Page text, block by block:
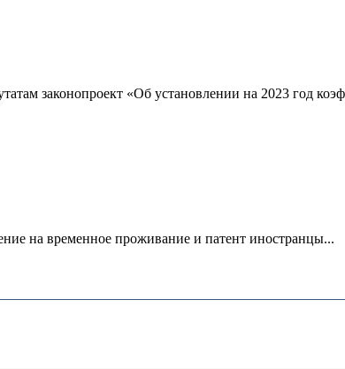
законопроект «Об установлении на 2023 год
на временное проживание и патент иностранцы...